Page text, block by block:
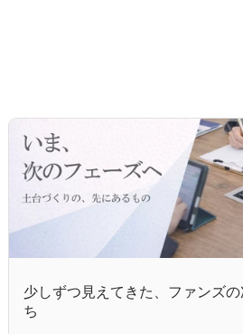
少しずつ見えてきた、ファンズの
ち